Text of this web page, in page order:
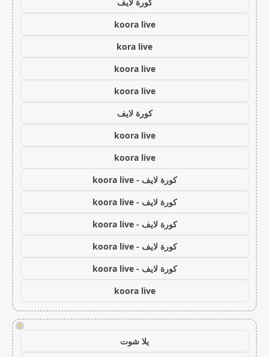
كورة لايف
koora live
kora live
koora live
koora live
كورة لايف
koora live
koora live
كورة لايف - koora live
كورة لايف - koora live
كورة لايف - koora live
كورة لايف - koora live
كورة لايف - koora live
koora live
!
يلا شوت